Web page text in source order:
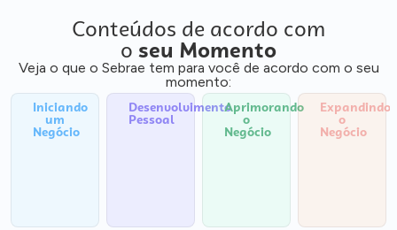
Conteúdos de acordo com
o seu Momento
Veja o que o Sebrae tem para você de acordo com o seu
momento:
Iniciando
um
Negócio
Desenvolvimento
Pessoal
Aprimorando
o
Negócio
Expandindo
o
Negócio